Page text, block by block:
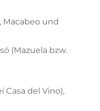
Macabeo und
(Mazuela bzw.
Casa del Vino),